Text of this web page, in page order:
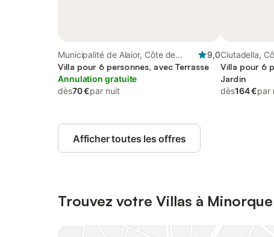
Municipalité de Alaior, Côte de
Minorque
9,0
Villa pour 6 personnes, avec Terrasse
Annulation gratuite
dès70 €par nuit
Ciutadella,
Villa pour 6
Jardin
dès164 €par
Afficher toutes les offres
Trouvez votre Villas à Minorque